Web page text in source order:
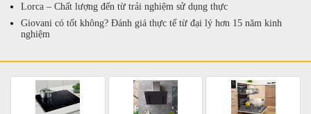
Lorca – Chất lượng đến từ trải nghiệm sử dụng thực
Giovani có tốt không? Đánh giá thực tế từ đại lý hơn 15 năm kinh
nghiệm